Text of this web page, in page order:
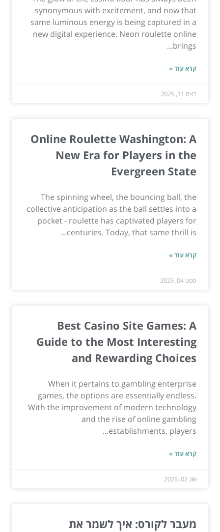
synonymous with excitement, and now that
same luminous energy is being captured in a
new digital experience. Neon roulette online
brings...
קרא עוד »
דצמ 11, 2025
Online Roulette Washington: A
New Era for Players in the
Evergreen State
The spinning wheel, the bouncing ball, the
collective anticipation as the ball settles into a
pocket - roulette has captivated players for
centuries. Today, that same thrill is...
קרא עוד »
ספט 04, 2025
Best Casino Site Games: A
Guide to the Most Interesting
and Rewarding Choices
When it pertains to gambling enterprise
games, the options are essentially endless.
With the improvement of modern technology
and the rise of online gambling
establishments, players...
קרא עוד »
אוג 02, 2026
מעבר לקורס: איך לשמר את